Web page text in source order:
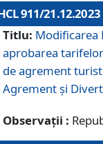
911/21.12.2023
Titlu: Modificarea
aprobarea
de agrement
Agrement și
Observații :